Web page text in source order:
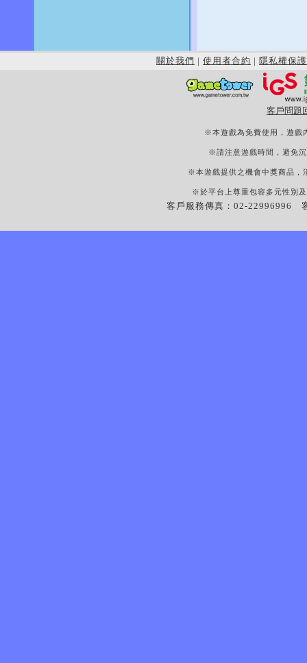
關於我們 | 使用者合約 | 隱私權保護
客戶問題
※本遊戲為免費使用，遊戲
※請注意遊戲時間，避免
※本遊戲提供之機會中獎商品，
※於平台上尊重包容多元性別
客戶服務傳真：02-22996996